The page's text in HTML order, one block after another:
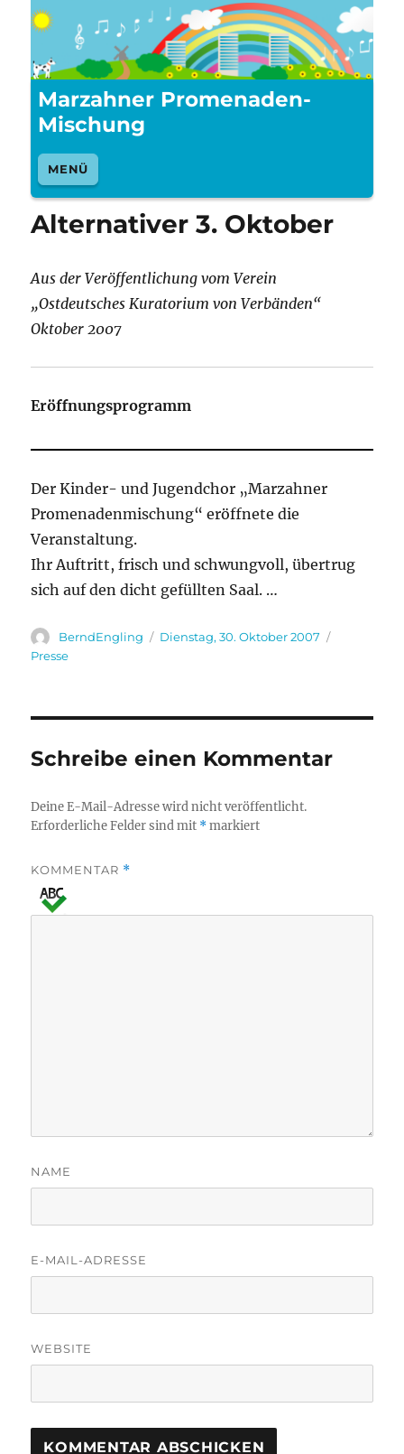
Marzahner Promenaden-
Mischung
MENÜ
Alternativer 3. Oktober
Aus der Veröffentlichung vom Verein
„Ostdeutsches Kuratorium von Verbänden“
Oktober 2007
Eröffnungsprogramm
Der Kinder- und Jugendchor „Marzahner
Promenadenmischung“ eröffnete die
Veranstaltung.
Ihr Auftritt, frisch und schwungvoll, übertrug
sich auf den dicht gefüllten Saal. …
Autor
BerndEngling
Veröffentlicht
Dienstag, 30. Oktober 2007
Presse
Schreibe einen Kommentar
Deine E-Mail-Adresse wird nicht veröffentlicht.
Erforderliche Felder sind mit *markiert
KOMMENTAR *
NAME
E-MAIL-ADRESSE
WEBSITE